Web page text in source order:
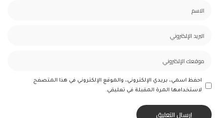
احفظ اسمي، بريدي الإلكتروني، والموقع الإلكتروني في هذا المتصفح
لاستخدامها المرة المقبلة في تعليقي.